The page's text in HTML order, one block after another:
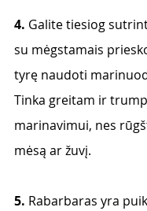
4. Galite tiesiog
su mėgstamais
tyrę naudoti
Tinka greitam ir
marinavimui, nes
mėsą ar žuvį.
5. Rabarbaras yra